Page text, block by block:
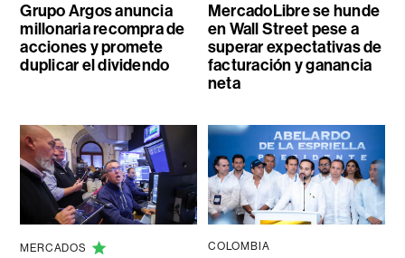
Grupo Argos anuncia
millonaria recompra de
acciones y promete
duplicar el dividendo
MercadoLibre se hunde
en Wall Street pese a
superar expectativas de
facturación y ganancia
neta
MERCADOS COLOMBIA